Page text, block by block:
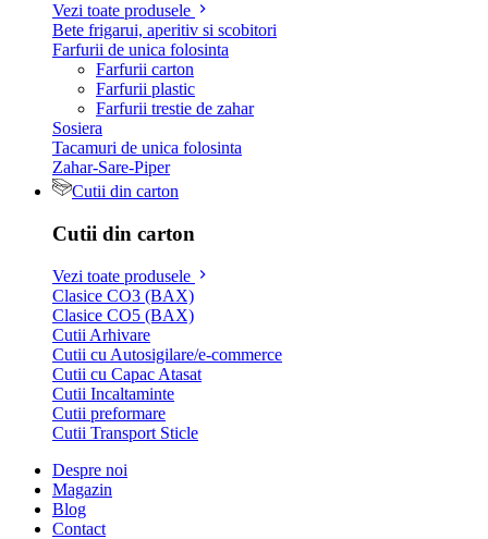
Vezi toate produsele
Bete frigarui, aperitiv si scobitori
Farfurii de unica folosinta
Farfurii carton
Farfurii plastic
Farfurii trestie de zahar
Sosiera
Tacamuri de unica folosinta
Zahar-Sare-Piper
Cutii din carton
Cutii din carton
Vezi toate produsele
Clasice CO3 (BAX)
Clasice CO5 (BAX)
Cutii Arhivare
Cutii cu Autosigilare/e-commerce
Cutii cu Capac Atasat
Cutii Incaltaminte
Cutii preformare
Cutii Transport Sticle
Despre noi
Magazin
Blog
Contact